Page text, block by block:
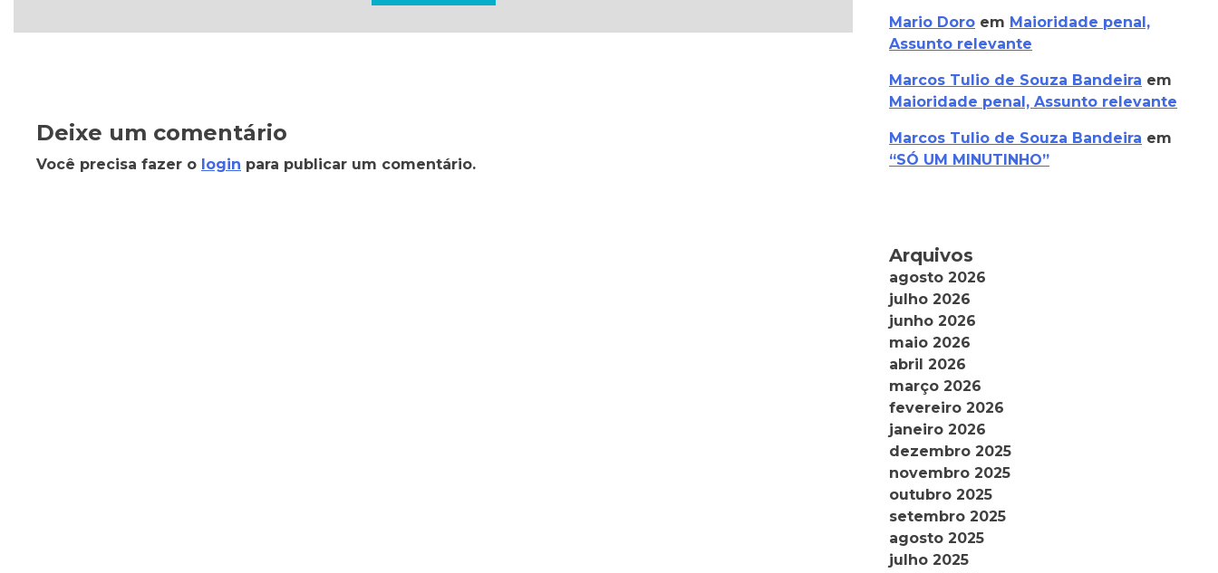
Deixe um comentário
Você precisa fazer o login para publicar um comentário.
Mario Doro em Maioridade penal,
Assunto relevante
Marcos Tulio de Souza Bandeira em
Maioridade penal, Assunto relevante
Marcos Tulio de Souza Bandeira em
“SÓ UM MINUTINHO”
Arquivos
agosto 2026
julho 2026
junho 2026
maio 2026
abril 2026
março 2026
fevereiro 2026
janeiro 2026
dezembro 2025
novembro 2025
outubro 2025
setembro 2025
agosto 2025
julho 2025